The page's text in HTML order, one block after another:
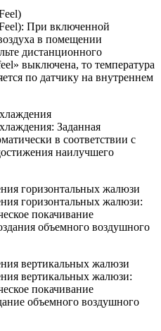
При включенной
в помещении
дистанционного
выключена, то температура
по датчику на внутреннем
Заданная
в соответствии с
наилучшего
горизонтальных жалюзи
горизонтальных жалюзи:
покачивание
объемного воздушного
вертикальных жалюзи
вертикальных жалюзи:
покачивание
объемного воздушного